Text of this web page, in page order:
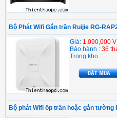
Bộ Phát Wifi Gắn trần Ruijie RG-
Giá: 1,090,000
Bảo hành : 36
Trong kho :
Bộ phát Wifi ốp trần hoặc gắn tường